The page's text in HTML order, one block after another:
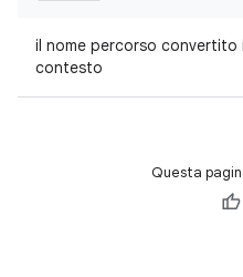
il nome percorso
contesto
Questa